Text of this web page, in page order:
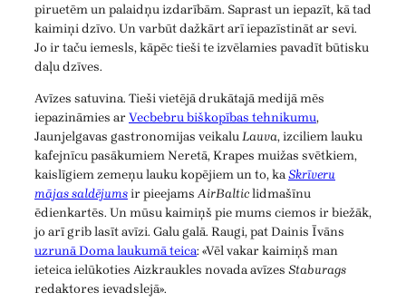
piruetēm un palaidņu izdarībām. Saprast un iepazīt, kā tad
kaimiņi dzīvo. Un varbūt dažkārt arī iepazīstināt ar sevi.
Jo ir taču iemesls, kāpēc tieši te izvēlamies pavadīt būtisku
daļu dzīves.
Avīzes satuvina. Tieši vietējā drukātajā medijā mēs
iepazināmies arVecbebru biškopības tehnikumu,
Jaunjelgavas gastronomijas veikaluLauva, izciliem lauku
kafejnīcu pasākumiem Neretā, Krapes muižas svētkiem,
kaislīgiem zemeņu lauku kopējiem un to, kaSkrīveru
mājas saldējumsir pieejamsAirBalticlidmašīnu
ēdienkartēs. Un mūsu kaimiņš pie mums ciemos ir biežāk,
jo arī grib lasīt avīzi. Galu galā. Raugi, pat Dainis Īvāns
uzrunā Doma laukumā teica: «Vēl vakar kaimiņš man
ieteica ielūkoties Aizkraukles novada avīzes Staburags
redaktores ievadslejā».